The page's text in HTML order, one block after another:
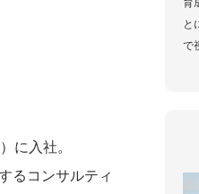
に入社。
るコンサルティ
と
で